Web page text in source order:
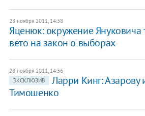
28 ноября 2011, 14:38
Яценюк: окружение Януковича
вето на закон о выборах
28 ноября 2011, 14:36
ЭКСКЛЮЗИВ
Ларри Кинг: Азарову
Тимошенко